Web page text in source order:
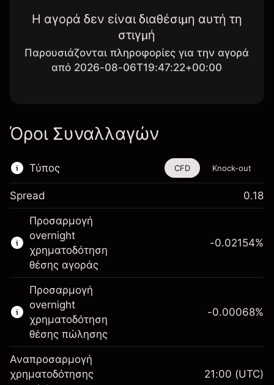
Η αγορά δεν είναι διαθέσιμη αυτή τη
στιγμή
Παρουσιάζονται πληροφορίες για την αγορά
από 2026-08-06T19:47:22+00:00
Όροι Συναλλαγών
Τύπος
Αυτό το χρηματοοικονομικό εργαλείο είναι
διαθέσιμο για διαπραγμάτευση μέσω CFDs
και Knock-outs.
Μάθετε περισσότερα σχετικά με:
CFDs
Knock-outs
CFD Knock-out
Spread 0.18
Προσαρμογή
overnight
χρηματοδότηση
θέσης αγοράς
Περιθώριο. Η επένδυσή
$1,000.00
-0.02154%
Προσαρμογή
overnight
χρηματοδότηση
θέσης πώλησης
-0.00068%
Αναπροσαρμογή
χρηματοδότησης
21:00 (UTC)